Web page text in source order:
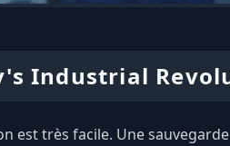
Industrial
est très facile. Une